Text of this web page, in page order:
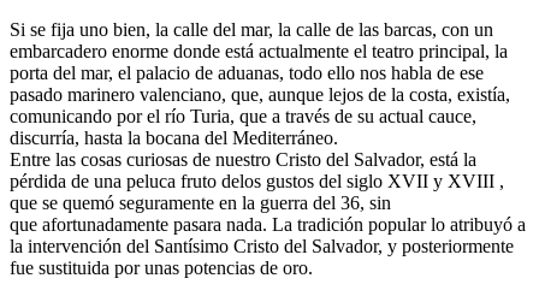
Si se fija uno bien, la calle del mar, la calle de las barcas, con un
embarcadero enorme donde está actualmente el teatro principal, la
porta del mar, el palacio de aduanas, todo ello nos habla de ese
pasado marinero valenciano, que, aunque lejos de la costa, existía,
comunicando por el río Turia, que a través de su actual cauce,
discurría, hasta la bocana del Mediterráneo.
Entre las cosas curiosas de nuestro Cristo del Salvador, está la
pérdida de una peluca fruto delos gustos del siglo XVII y XVIII ,
que se quemó seguramente en la guerra del 36, sin
que afortunadamente pasara nada. La tradición popular lo atribuyó a
la intervención del Santísimo Cristo del Salvador, y posteriormente
fue sustituida por unas potencias de oro.